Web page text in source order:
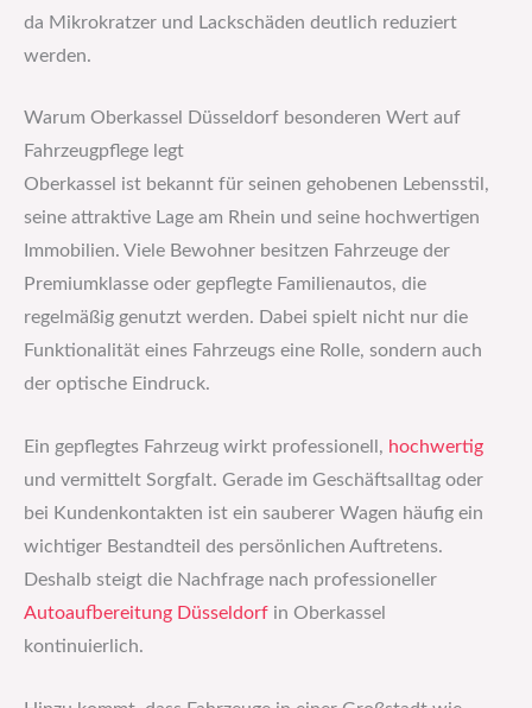
da Mikrokratzer und Lackschäden deutlich reduziert
werden.
Warum Oberkassel Düsseldorf besonderen Wert auf
Fahrzeugpflege legt
Oberkassel ist bekannt für seinen gehobenen Lebensstil,
seine attraktive Lage am Rhein und seine hochwertigen
Immobilien. Viele Bewohner besitzen Fahrzeuge der
Premiumklasse oder gepflegte Familienautos, die
regelmäßig genutzt werden. Dabei spielt nicht nur die
Funktionalität eines Fahrzeugs eine Rolle, sondern auch
der optische Eindruck.
Ein gepflegtes Fahrzeug wirkt professionell, hochwertig
und vermittelt Sorgfalt. Gerade im Geschäftsalltag oder
bei Kundenkontakten ist ein sauberer Wagen häufig ein
wichtiger Bestandteil des persönlichen Auftretens.
Deshalb steigt die Nachfrage nach professioneller
Autoaufbereitung Düsseldorf in Oberkassel
kontinuierlich.